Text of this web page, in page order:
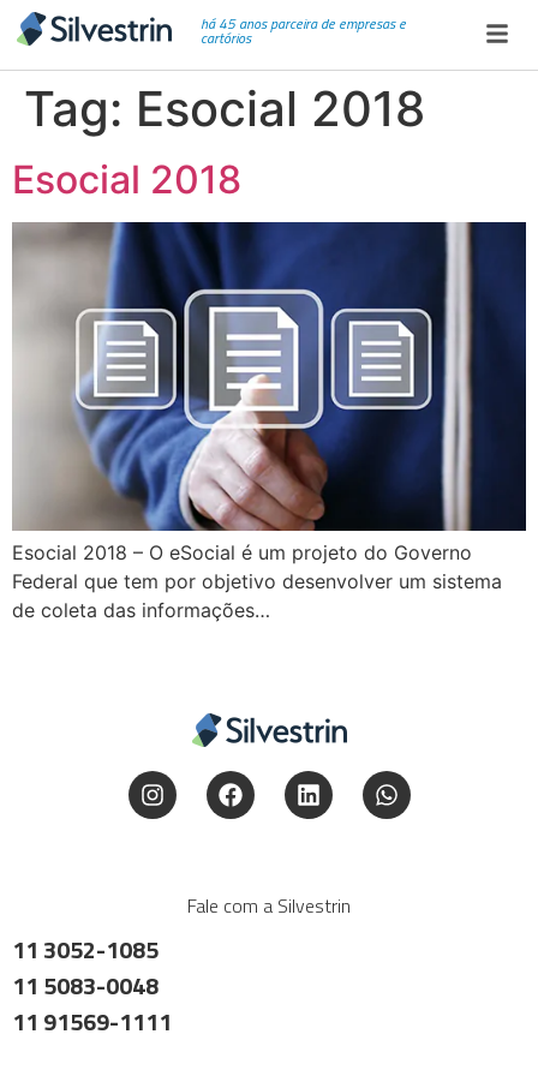
há 45 anos parceira de empresas e
cartórios
Tag: Esocial 2018
Esocial 2018
Esocial 2018 – O eSocial é um projeto do Governo
Federal que tem por objetivo desenvolver um sistema
de coleta das informações…
Fale com a Silvestrin
11 3052-1085
11 5083-0048
11 91569-1111